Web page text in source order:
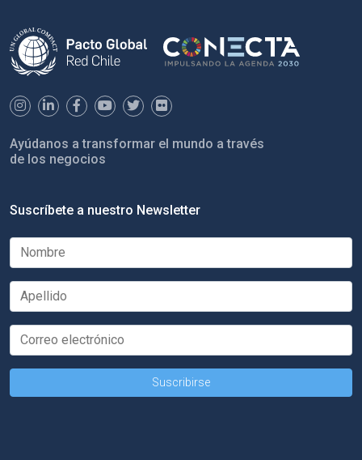
Ayúdanos a transformar el mundo a través
de los negocios
Suscríbete a nuestro Newsletter